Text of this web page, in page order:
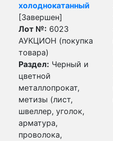
холоднокатанный
[Завершен]
Лот №: 6023
АУКЦИОН (покупка
товара)
Раздел: Черный и
цветной
металлопрокат,
метизы (лист,
швеллер, уголок,
арматура,
проволока,